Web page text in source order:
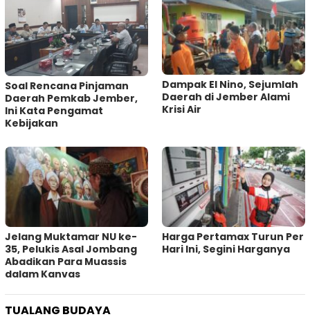
‎Soal Rencana Pinjaman
Daerah Pemkab Jember,
Ini Kata Pengamat
Kebijakan ‎
Dampak El Nino, Sejumlah
Daerah di Jember Alami
Krisi Air
Jelang Muktamar NU ke-
35, Pelukis Asal Jombang
Abadikan Para Muassis
dalam Kanvas
Harga Pertamax Turun Per
Hari Ini, Segini Harganya
TUALANG BUDAYA